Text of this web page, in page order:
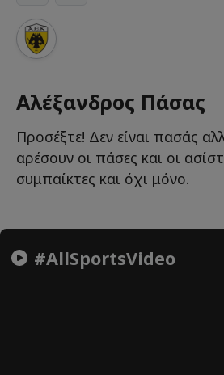
Αλέξανδρος Πάσας
Προσέξτε! Δεν είναι πασάς
αρέσουν οι πάσες και οι
συμπαίκτες και όχι μόνο.
#AllSportsVideo